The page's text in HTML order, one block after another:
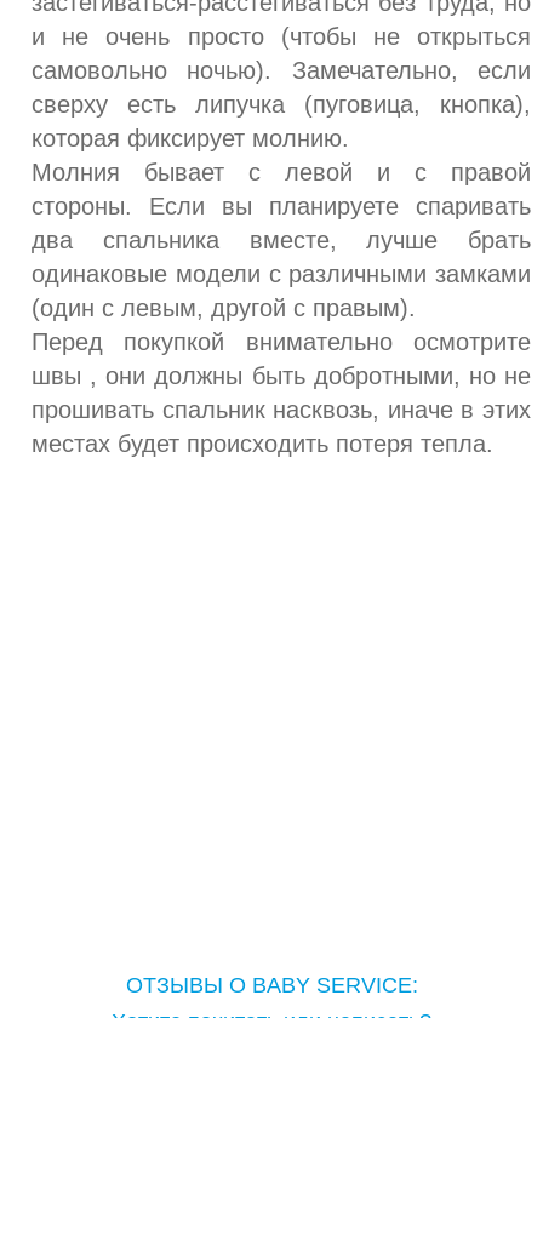
и не очень просто (чтобы не открыться
самовольно ночью). Замечательно, если
сверху есть липучка (пуговица, кнопка),
которая фиксирует молнию.
Молния бывает с левой и с правой
стороны. Если вы планируете спаривать
два спальника вместе, лучше брать
одинаковые модели с различными замками
(один с левым, другой с правым).
Перед покупкой внимательно осмотрите
швы , они должны быть добротными, но не
прошивать спальник насквозь, иначе в этих
местах будет происходить потеря тепла.
ОТЗЫВЫ О BABY SERVICE:
Хотите почитать или написать?